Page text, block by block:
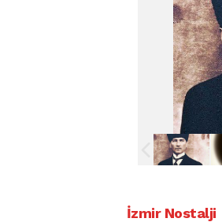
İzmir Nostalji